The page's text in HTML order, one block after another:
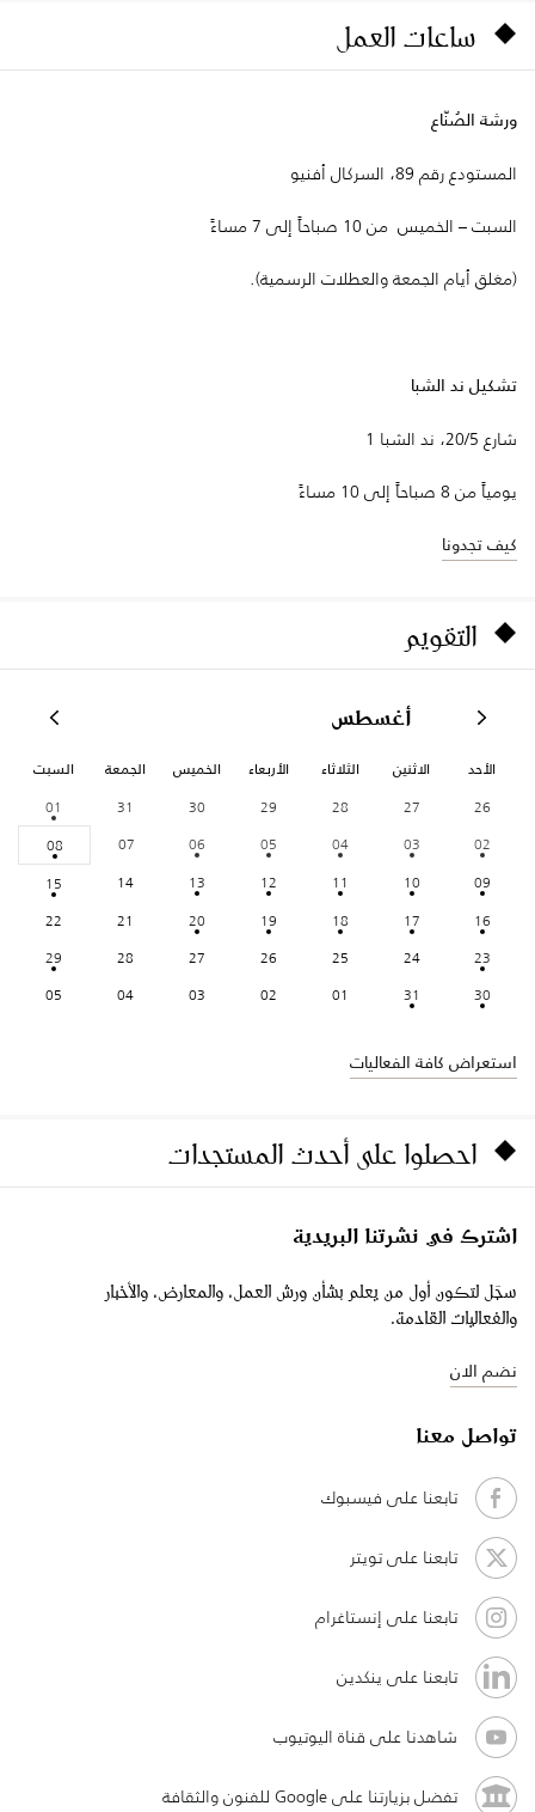
ساعات العمل
ورشة الصُنّاع
المستودع رقم 89، السركال أفنيو
السبت – الخميس من 10 صباحاً إلى 7 مساءً
(مغلق أيام الجمعة والعطلات الرسمية).
تشكيل ند الشبا
شارع 20/5، ند الشبا 1
يومياً من 8 صباحاً إلى 10 مساءً
كيف تجدونا
التقويم
أغسطس
الأحد الاثنين الثلاثاء الأربعاء الخميس الجمعة السبت
26
27
28
29
30
31
01
02
03
04
05
06
07
08
09
10
11
12
13
14
15
16
17
18
19
20
21
22
23
24
25
26
27
28
29
30
31
01
02
03
04
05
استعراض كافة الفعاليات
احصلوا على أحدث المستجدات
اشترك في نشرتنا البريدية
سجّل لتكون أول من يعلم بشأن ورش العمل، والمعارض، والأخبار
والفعاليات القادمة.
نضم الان
تواصل معنا
تابعنا على فيسبوك
تابعنا على تويتر
تابعنا على إنستاغرام
تابعنا على ينكدين
شاهدنا على قناة اليوتيوب
تفضل بزيارتنا على Google للفنون والثقافة